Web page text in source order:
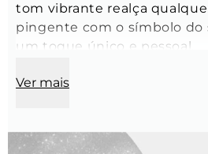
tom vibrante realça
pingente com o símbolo do
um toque único e pessoal.
Tamanho:
Cor: Vermelho
Ver mais